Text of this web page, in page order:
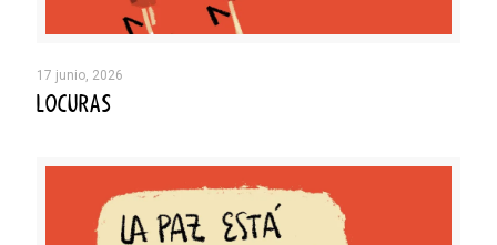
17 junio, 2026
LOCURAS